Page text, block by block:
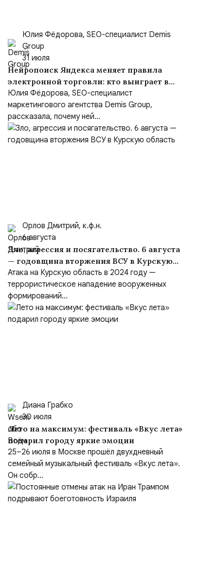
Юлия Фёдорова, SEO-специалист Demis
Group
31 июля
Нейропоиск Яндекса меняет правила
электронной торговли: кто выиграет в
борьбе за покупателя
Юлия Фёдорова, SEO-специалист
маркетингового агентства Demis Group,
рассказала, почему ней...
Орлов Дмитрий, к.ф.н.
6 августа
Зло, агрессия и посягательство. 6 августа
— годовщина вторжения ВСУ в Курскую
область
Атака на Курскую область в 2024 году —
террористическое нападение вооруженных
формирований...
Диана Грабко
30 июля
Лето на максимум: фестиваль «Вкус лета»
подарил городу яркие эмоции
25–26 июля в Москве прошёл двухдневный
семейный музыкальный фестиваль «Вкус лета».
Он собр...